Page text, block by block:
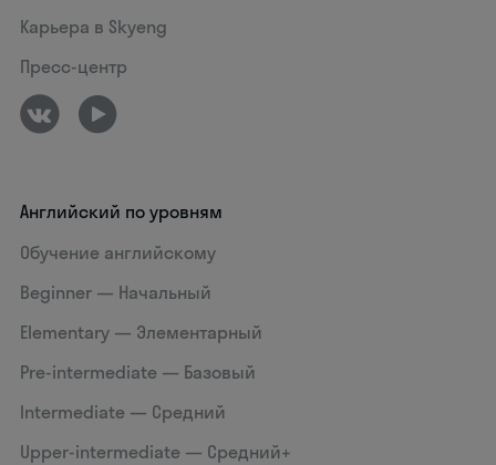
Карьера в Skyeng
Пресс-центр
Английский по уровням
Обучение английскому
Beginner — Начальный
Elementary — Элементарный
Pre-intermediate — Базовый
Intermediate — Средний
Upper-intermediate — Средний+